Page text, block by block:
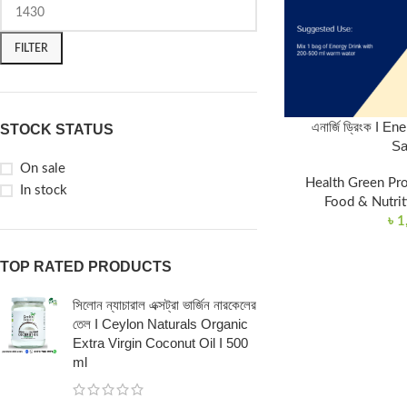
FILTER
STOCK STATUS
On sale
In stock
TOP RATED PRODUCTS
সিলোন ন্যাচারাল এক্সট্রা ভার্জিন নারকেলের
তেল I Ceylon Naturals Organic
Extra Virgin Coconut Oil I 500
ml
এনার্জি ড্রিংক I
Health Green
Food &
৳